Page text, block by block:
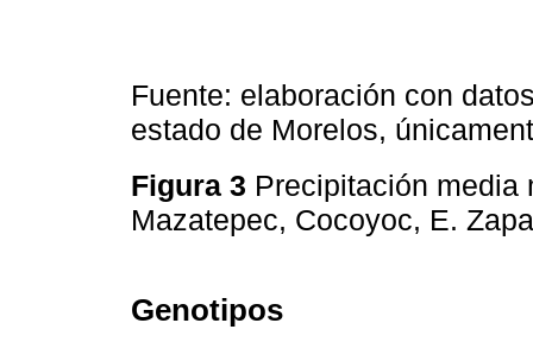
Fuente: elaboración con
estado de Morelos,
Figura 3 Precipitación media
Mazatepec, Cocoyoc, E.
Genotipos